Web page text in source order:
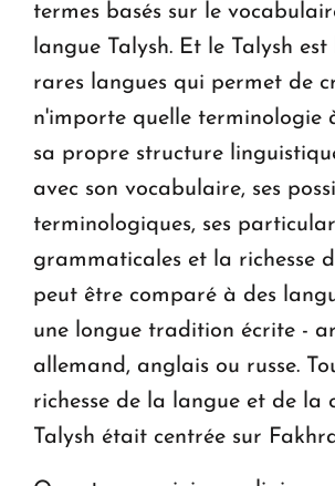
termes basés sur le
langue Talysh. Et le Talysh est
rares langues qui permet de
n'importe quelle terminologie
sa propre structure
avec son vocabulaire, ses
terminologiques, ses
grammaticales et la richesse
peut être comparé à des
une longue tradition écrite -
allemand, anglais ou russe.
richesse de la langue et de la
Talysh était centrée sur